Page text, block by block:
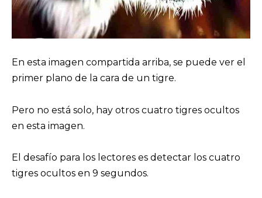
En esta imagen compartida arriba, se puede ver el
primer plano de la cara de un tigre.
Pero no está solo, hay otros cuatro tigres ocultos
en esta imagen.
El desafío para los lectores es detectar los cuatro
tigres ocultos en 9 segundos.